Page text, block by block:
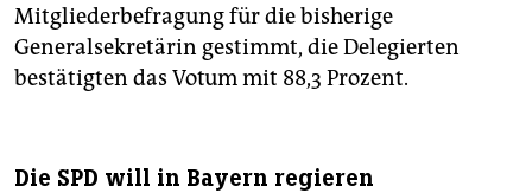
Mitgliederbefragung für die bisherige
Generalsekretärin gestimmt, die Delegierten
bestätigten das Votum mit 88,3 Prozent.
Die SPD will in Bayern regieren